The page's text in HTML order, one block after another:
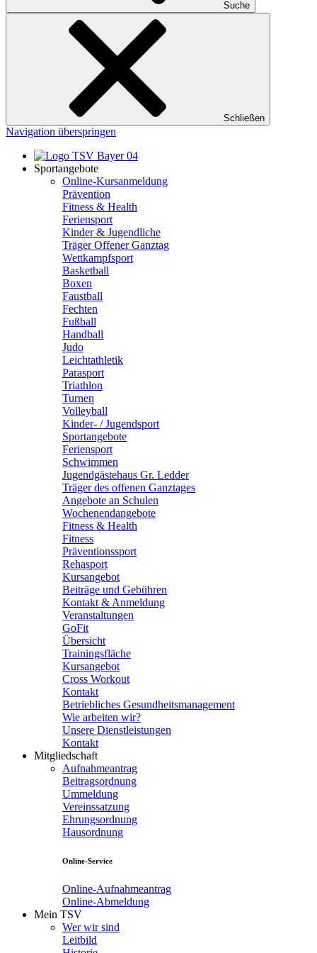
Suche
Schließen
Navigation überspringen
Sportangebote
Online-Kursanmeldung
Prävention
Fitness & Health
Feriensport
Kinder & Jugendliche
Träger Offener Ganztag
Wettkampfsport
Basketball
Boxen
Faustball
Fechten
Fußball
Handball
Judo
Leichtathletik
Parasport
Triathlon
Turnen
Volleyball
Kinder- / Jugendsport
Sportangebote
Feriensport
Schwimmen
Jugendgästehaus Gr. Ledder
Träger des offenen Ganztages
Angebote an Schulen
Wochenendangebote
Fitness & Health
Fitness
Präventionssport
Rehasport
Kursangebot
Beiträge und Gebühren
Kontakt & Anmeldung
Veranstaltungen
GoFit
Übersicht
Trainingsfläche
Kursangebot
Cross Workout
Kontakt
Betriebliches Gesundheitsmanagement
Wie arbeiten wir?
Unsere Dienstleistungen
Kontakt
Mitgliedschaft
Aufnahmeantrag
Beitragsordnung
Ummeldung
Vereinssatzung
Ehrungsordnung
Hausordnung
Online-Service
Online-Aufnahmeantrag
Online-Abmeldung
Mein TSV
Wer wir sind
Leitbild